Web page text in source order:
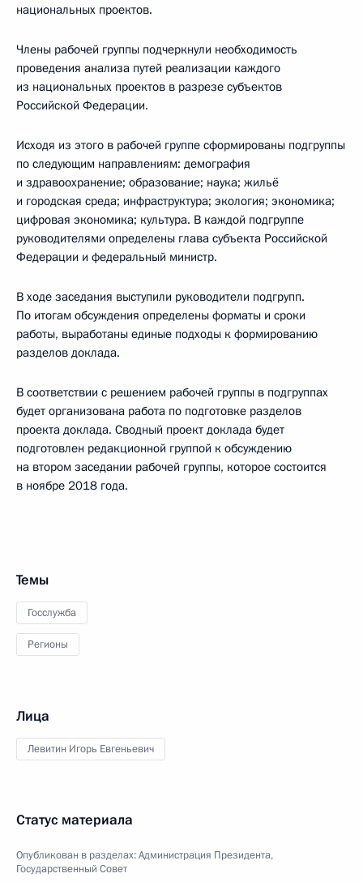
национальных проектов.
Члены рабочей группы подчеркнули необходимость
проведения анализа путей реализации каждого
из национальных проектов в разрезе субъектов
Российской Федерации.
Исходя из этого в рабочей группе сформированы подгруппы
по следующим направлениям: демография
и здравоохранение; образование; наука; жильё
и городская среда; инфраструктура; экология; экономика;
цифровая экономика; культура. В каждой подгруппе
руководителями определены глава субъекта Российской
Федерации и федеральный министр.
В ходе заседания выступили руководители подгрупп.
По итогам обсуждения определены форматы и сроки
работы, выработаны единые подходы к формированию
разделов доклада.
В соответствии с решением рабочей группы в подгруппах
будет организована работа по подготовке разделов
проекта доклада. Сводный проект доклада будет
подготовлен редакционной группой к обсуждению
на втором заседании рабочей группы, которое состоится
в ноябре 2018 года.
Темы
Госслужба
Регионы
Лица
Левитин Игорь Евгеньевич
Статус материала
Опубликован в разделах:Администрация Президента,
Государственный Совет